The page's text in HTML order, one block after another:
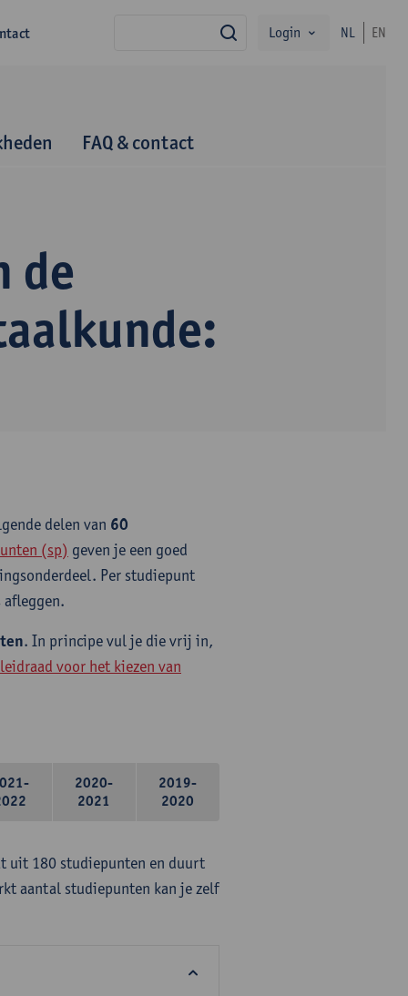
zoekLogin NL EN
FAQ & contact
de
delen van 60
(sp) geven je een goed
Per studiepunt
afleggen.
. In principe vul je die vrij in,
leidraad voor het kiezen van
2020-
2021
2019-
2020
uit 180 studiepunten en duurt
aantal studiepunten kan je zelf